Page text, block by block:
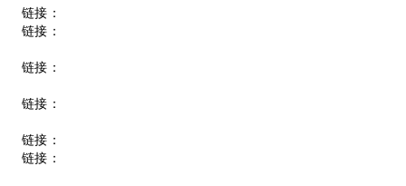
链接：
链接：
链接：
链接：
链接：
链接：